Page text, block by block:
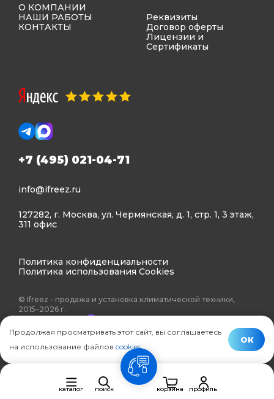
О КОМПАНИИ
НАШИ РАБОТЫ
КОНТАКТЫ
Реквизиты
Договор оферты
Лицензии и
Сертификаты
+7 (495) 021-04-71
info@ifreez.ru
127282, г. Москва, ул. Чермянская, д. 1, стр. 1, 3 этаж,
311 офис
Политика конфиденциальности
Политика использования Cookies
© Ifreez - продажа и установка климатической техники,
2015–2026 г.
каталог поиск
связь
корзина
профиль
Продолжая просматривать этот сайт, вы соглашаетесь
на использование файлов cookies.
ОК